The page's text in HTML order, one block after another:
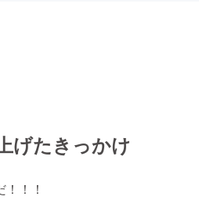
げたきっかけ
！！